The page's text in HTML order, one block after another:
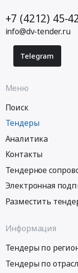
+7 (4212) 45-
info@dv-tender.ru
Telegram
Меню
Поиск
Тендеры
Аналитика
Контакты
Тендерное
Электронная
Разместить
Информация
Тендеры по
Тендеры по